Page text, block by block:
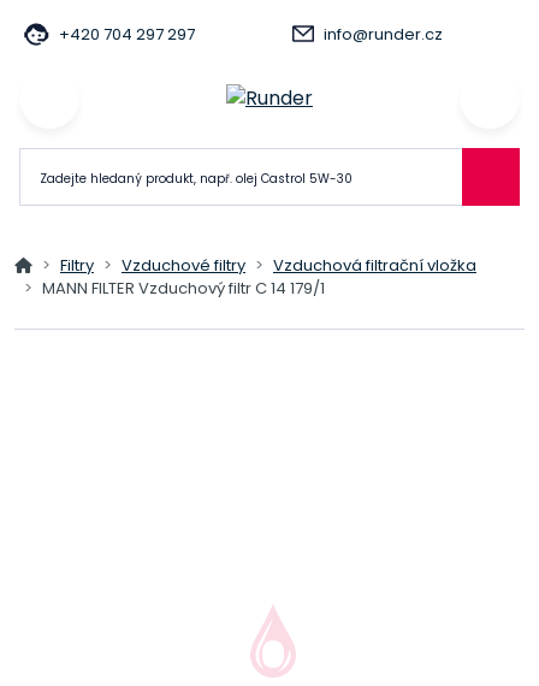
+420 704 297 297 info@runder.cz
Filtry Vzduchové filtry
Vzduchová filtrační vložka
MANN FILTER Vzduchový filtr C 14 179/1